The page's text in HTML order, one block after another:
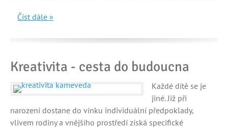
Číst dále »
Kreativita - cesta do budoucna
Každé dítě se je
jiné. Již při
narození dostane do vínku individuální předpoklady,
vlivem rodiny a vnějšího prostředí získá specifické